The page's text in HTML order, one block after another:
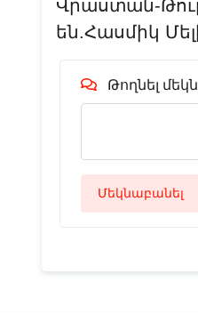
Վրաստան-
են.Հասմիկ
Թողնել
Մեկնաբանել